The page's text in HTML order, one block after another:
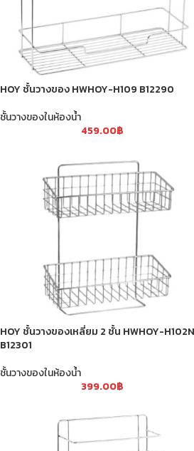
HOY ชั้นวางของ HWHOY-H109 B12290
ชั้นวางของในห้องน้ำ
459.00฿
HOY ชั้นวางของเหลี่ยม 2 ชั้น HWHOY-H102N
B12301
ชั้นวางของในห้องน้ำ
399.00฿